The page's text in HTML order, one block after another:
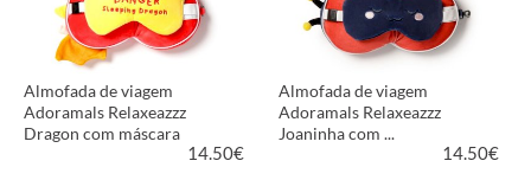
Almofada de viagem
Adoramals Relaxeazzz
Dragon com máscara
14.50€
Almofada de viagem
Adoramals Relaxeazzz
Joaninha com ...
14.50€